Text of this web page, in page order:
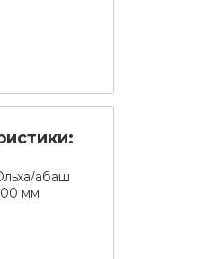
абаш
мм